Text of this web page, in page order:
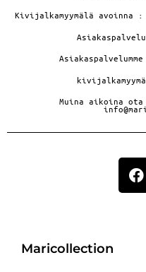
Kivijalkamyymälä avoinna :
Muina aikoina
Maricollection